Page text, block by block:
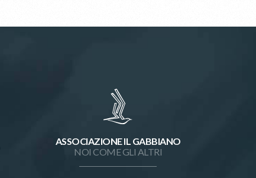
ASSOCIAZIONE IL GABBIANO
NOI COME GLI ALTRI